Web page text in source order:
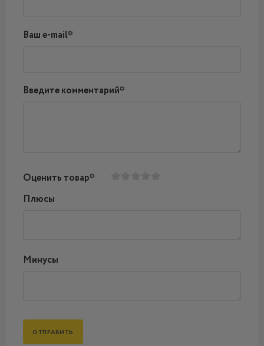
Ваш e-mail*
Введите комментарий*
Оценить товар*
Плюсы
Минусы